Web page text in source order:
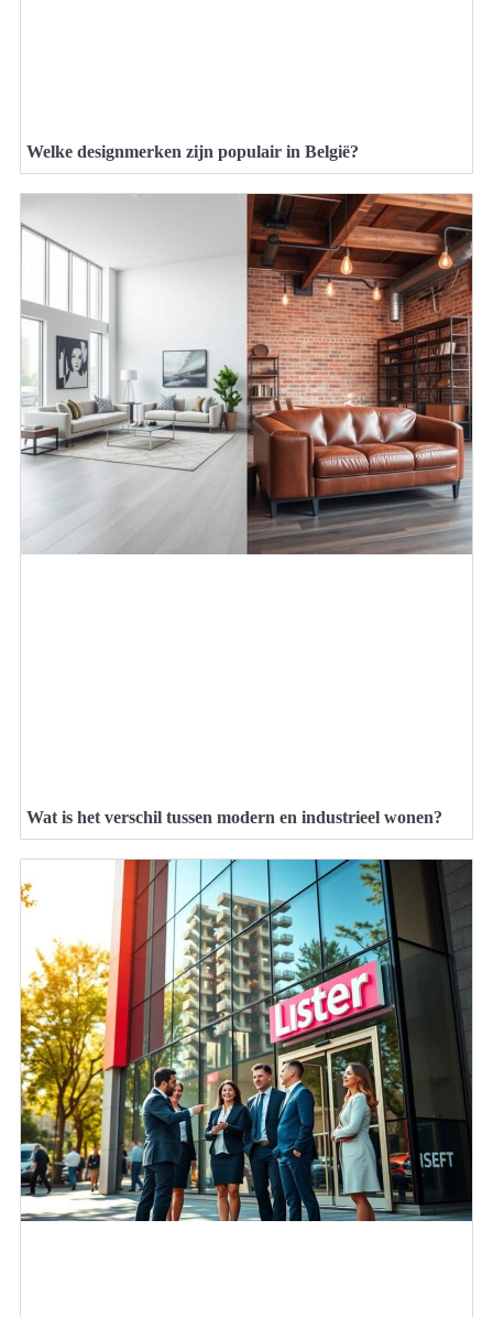
Welke designmerken zijn populair in België?
Wat is het verschil tussen modern en industrieel wonen?